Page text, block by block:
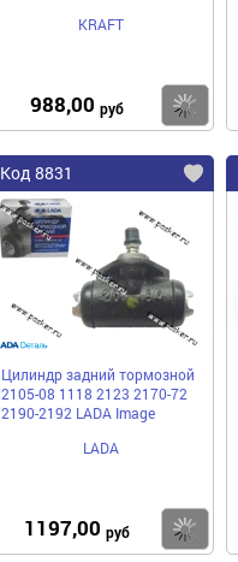
Купить
KRAFT
988,00 руб
Купить
Код 8831
Цилиндр задний тормозной
2105-08 1118 2123 2170-72
2190-2192 LADA Image
LADA
1197,00 руб